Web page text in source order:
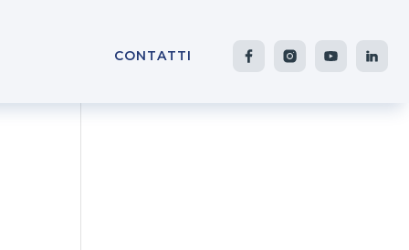
CONTATTI